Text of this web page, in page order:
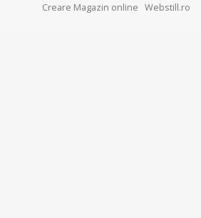
Creare Magazin online Webstill.ro